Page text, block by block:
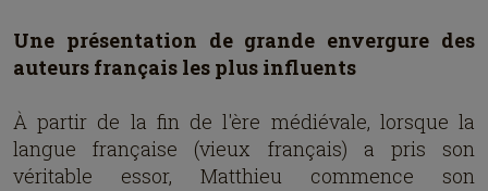
Une présentation de grande envergure des
auteurs français les plus influents
À partir de la fin de l'ère médiévale, lorsque la
langue française (vieux français) a pris son
véritable essor, Matthieu commence son